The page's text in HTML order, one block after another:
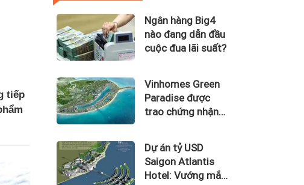
tiếp
Ngân hàng Big4
nào đang dẫn đầu
cuộc đua lãi suất?
Vinhomes Green
Paradise được
trao chứng nhận
minh dựa trên tiêu
chuẩn toàn cầu
ISO 37122
Dự án tỷ USD
Saigon Atlantis
Hotel: Vướng mắc